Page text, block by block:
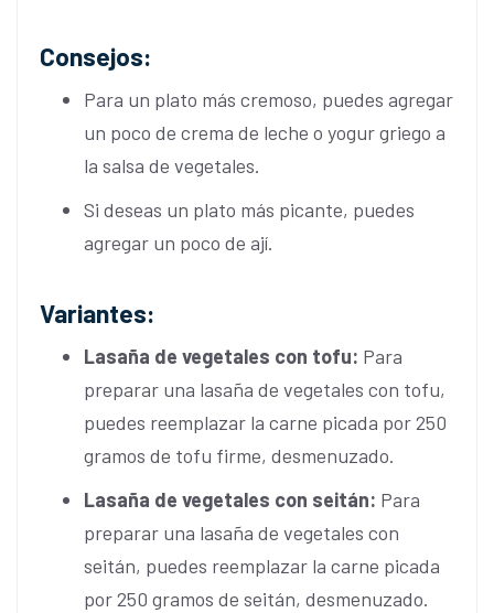
Consejos:
Para un plato más cremoso, puedes agregar
un poco de crema de leche o yogur griego a
la salsa de vegetales.
Si deseas un plato más picante, puedes
agregar un poco de ají.
Variantes:
Lasaña de vegetales con tofu: Para
preparar una lasaña de vegetales con tofu,
puedes reemplazar la carne picada por 250
gramos de tofu firme, desmenuzado.
Lasaña de vegetales con seitán: Para
preparar una lasaña de vegetales con
seitán, puedes reemplazar la carne picada
por 250 gramos de seitán, desmenuzado.